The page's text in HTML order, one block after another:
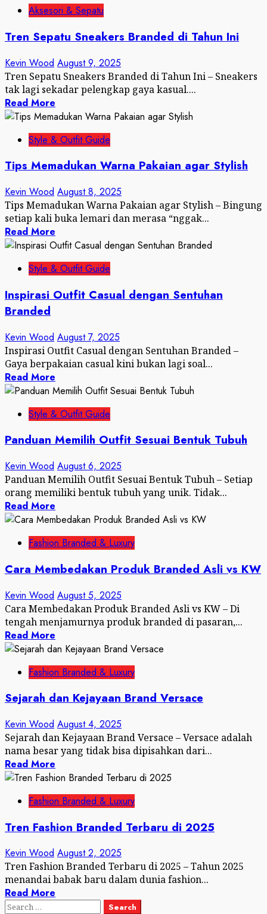
Aksesori & Sepatu
Tren Sepatu Sneakers Branded di Tahun Ini
Kevin Wood August 9, 2025
Tren Sepatu Sneakers Branded di Tahun Ini – Sneakers
tak lagi sekadar pelengkap gaya kasual....
Read More
Style & Outfit Guide
Tips Memadukan Warna Pakaian agar Stylish
Kevin Wood August 8, 2025
Tips Memadukan Warna Pakaian agar Stylish – Bingung
setiap kali buka lemari dan merasa “nggak...
Read More
Style & Outfit Guide
Inspirasi Outfit Casual dengan Sentuhan
Branded
Kevin Wood August 7, 2025
Inspirasi Outfit Casual dengan Sentuhan Branded –
Gaya berpakaian casual kini bukan lagi soal...
Read More
Style & Outfit Guide
Panduan Memilih Outfit Sesuai Bentuk Tubuh
Kevin Wood August 6, 2025
Panduan Memilih Outfit Sesuai Bentuk Tubuh – Setiap
orang memiliki bentuk tubuh yang unik. Tidak...
Read More
Fashion Branded & Luxury
Cara Membedakan Produk Branded Asli vs KW
Kevin Wood August 5, 2025
Cara Membedakan Produk Branded Asli vs KW – Di
tengah menjamurnya produk branded di pasaran,...
Read More
Fashion Branded & Luxury
Sejarah dan Kejayaan Brand Versace
Kevin Wood August 4, 2025
Sejarah dan Kejayaan Brand Versace – Versace adalah
nama besar yang tidak bisa dipisahkan dari...
Read More
Fashion Branded & Luxury
Tren Fashion Branded Terbaru di 2025
Kevin Wood August 2, 2025
Tren Fashion Branded Terbaru di 2025 – Tahun 2025
menandai babak baru dalam dunia fashion...
Read More
Search